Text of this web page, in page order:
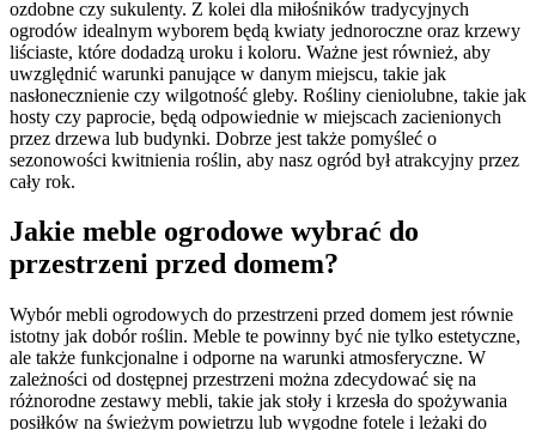
ozdobne czy sukulenty. Z kolei dla miłośników tradycyjnych
ogrodów idealnym wyborem będą kwiaty jednoroczne oraz krzewy
liściaste, które dodadzą uroku i koloru. Ważne jest również, aby
uwzględnić warunki panujące w danym miejscu, takie jak
nasłonecznienie czy wilgotność gleby. Rośliny cieniolubne, takie jak
hosty czy paprocie, będą odpowiednie w miejscach zacienionych
przez drzewa lub budynki. Dobrze jest także pomyśleć o
sezonowości kwitnienia roślin, aby nasz ogród był atrakcyjny przez
cały rok.
Jakie meble ogrodowe wybrać do
przestrzeni przed domem?
Wybór mebli ogrodowych do przestrzeni przed domem jest równie
istotny jak dobór roślin. Meble te powinny być nie tylko estetyczne,
ale także funkcjonalne i odporne na warunki atmosferyczne. W
zależności od dostępnej przestrzeni można zdecydować się na
różnorodne zestawy mebli, takie jak stoły i krzesła do spożywania
posiłków na świeżym powietrzu lub wygodne fotele i leżaki do